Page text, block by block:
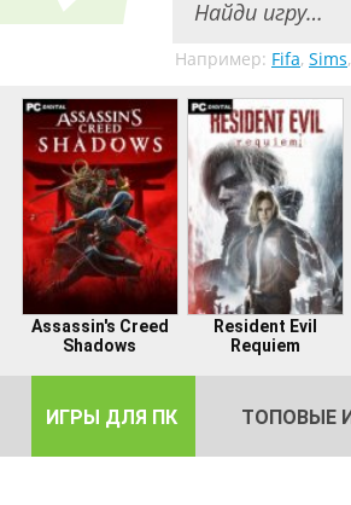
Например: Fifa, Sims,
Assassin's Creed
Shadows
Resident Evil
Requiem
ИГРЫ ДЛЯ ПК ТОПОВЫЕ